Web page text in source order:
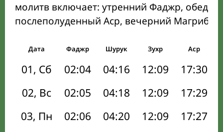
молитв включает: утренний Фаджр,
послеполуденный Аср, вечерний Магриб
Дата Фаджр Шурук Зухр Аср
01, Сб 02:04 04:16 12:09 17:30
02, Вс
02:05 04:18 12:09 17:29
03, Пн
02:06 04:20 12:09 17:27